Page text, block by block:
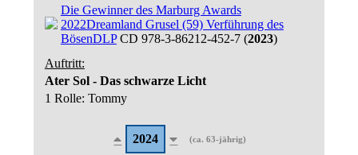
Die Gewinner des Marburg Awards
2022Dreamland Grusel (59) Verführung des
BösenDLPCD 978-3-86212-452-7 (2023)
Auftritt:
Ater Sol - Das schwarze Licht
1 Rolle: Tommy
2024 (ca. 63-jährig)